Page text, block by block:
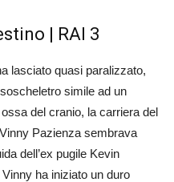
| RAI 3
lasciato quasi paralizzato,
simile ad un
del cranio, la carriera del
Pazienza sembrava
dell’ex pugile Kevin
ha iniziato un duro